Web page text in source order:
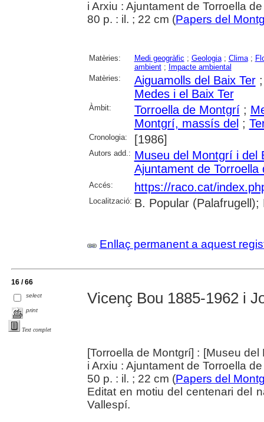
i Arxiu : Ajuntament de Torroella
80 p. : il. ; 22 cm (Papers del
Matèries: Medi geogràfic ; Geologia; Clima;
ambient; Impacte ambiental
Matèries:
Aiguamolls del Baix Ter
Medes i el Baix Ter
Àmbit: Torroella de Montgrí;
Montgrí, massís del;
Cronologia: [1986]
Autors add.: Museu del Montgrí i del
Ajuntament de Torroella
Accés: https://raco.cat/
Localització: B. Popular
Enllaç permanent a aquest
16 / 66
select
print
Text complet
Vicenç Bou 1885-1962 i
[Torroella de Montgrí] : [Museu
i Arxiu : Ajuntament de Torroella
50 p. : il. ; 22 cm (Papers del
Editat en motiu del centenari del
Vallespí.